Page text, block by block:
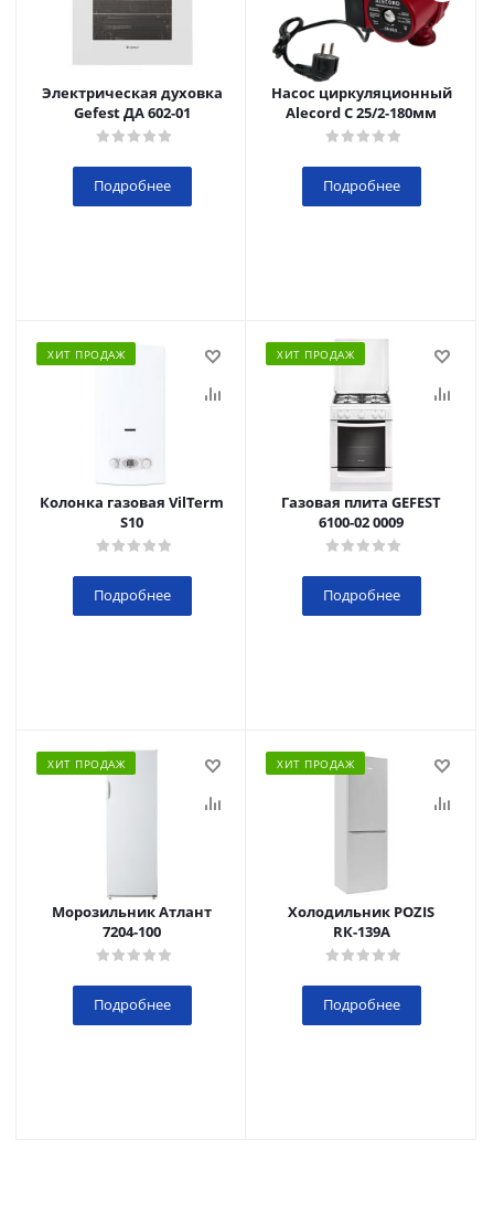
Электрическая духовка
Gefest ДА 602-01
Подробнее
Насос циркуляционный
Alecord C 25/2-180мм
Подробнее
ХИТ ПРОДАЖ
Колонка газовая VilTerm
S10
Подробнее
ХИТ ПРОДАЖ
Газовая плита GEFEST
6100-02 0009
Подробнее
ХИТ ПРОДАЖ
Морозильник Атлант
7204-100
Подробнее
ХИТ ПРОДАЖ
Холодильник POZIS
RК-139А
Подробнее